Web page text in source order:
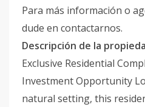
Para más información o
dude en contactarnos.
Descripción de la
Exclusive Residential
Investment Opportunity
natural setting, this